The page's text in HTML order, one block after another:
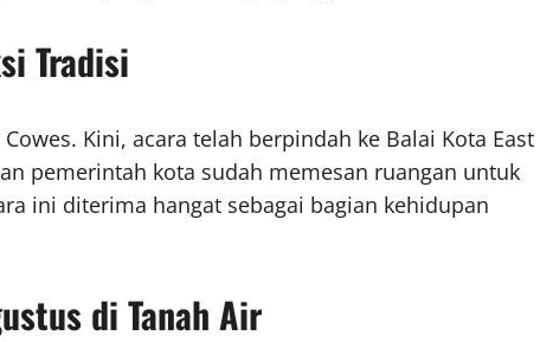
Tradisi
Kini, acara telah berpindah ke Balai Kota East
pemerintah kota sudah memesan ruangan untuk
ini diterima hangat sebagai bagian kehidupan
di Tanah Air